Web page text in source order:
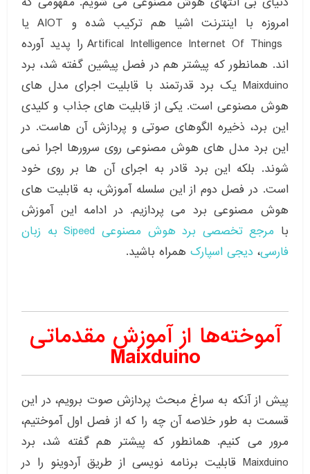
امروزه با اینترنت اشیا هم ترکیب شده و AIOT یا
Artifical Intelligence Internet Of Things را پدید آورده
اند. همانطور که پیشتر هم در فصل پیشین گفته شد، برد
Maixduino یک برد قدرتمند با قابلیت اجرای مدل های
هوش مصنوعی است. یکی از قابلیت های جذاب و کلیدی
این برد، ذخیره الگوهای صوتی و پردازش آن هاست. در
این برد مدل های هوش مصنوعی روی سرورها اجرا نمی
شوند. بلکه این برد قادر به اجرای آن ها بر روی خود
است. در فصل دوم از این سلسله آموزش، به قابلیت های
هوش مصنوعی برد می پردازیم. در ادامه این آموزش
با
مرجع تخصصی برد هوش مصنوعی Sipeed به زبان
فارسی، دیجی اسپارک همراه باشید.
آموخته‌ها از آموزش مقدماتی
Maixduino
پیش از آنکه به سراغ مبحث پردازش صوت برویم، در این
قسمت به طور خلاصه آن چه را که از فصل اول آموختیم،
مرور می کنیم. همانطور که پیشتر هم گفته شد، برد
Maixduino قابلیت برنامه نویسی از طریق آردوینو را در